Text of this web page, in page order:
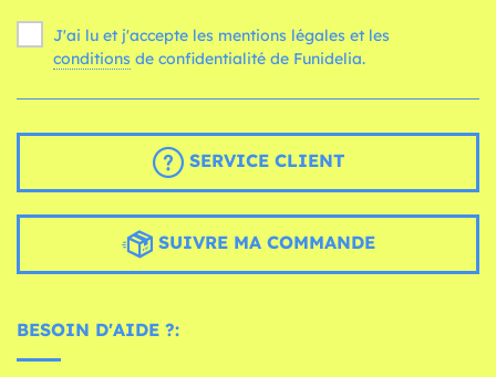
J'ai lu et j'accepte les mentions légales et les
conditions de confidentialité de Funidelia.
SERVICE CLIENT
SUIVRE MA COMMANDE
BESOIN D'AIDE ?: